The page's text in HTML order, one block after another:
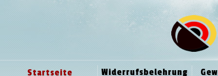
Startseite Widerrufsbelehrung